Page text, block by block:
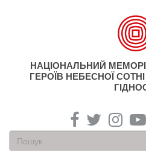
НАЦІОНАЛЬНИЙ
ГЕРОЇВ НЕБЕСНОЇ
Пошукова